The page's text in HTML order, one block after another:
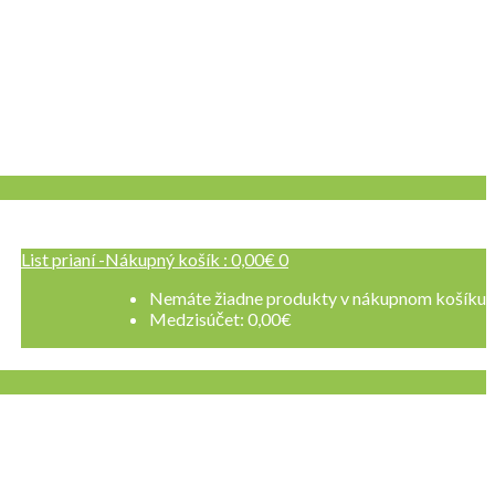
Nákupný košík : 0,00€ 0
Nemáte žiadne produkty v nákupnom košíku
Medzisúčet: 0,00€
List prianí -